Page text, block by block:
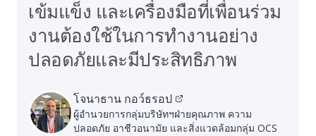
เข้มแข็ง และเครื่องมือที่เพื่อนร่วม
งานต้องใช้ในการทำงานอย่าง
ปลอดภัยและมีประสิทธิภาพ
โจนาธาน กอว์ธรอป
ผู้อำนวยการกลุ่มบริษัทฯฝ่ายคุณภาพ ความ
ปลอดภัย อาชีวอนามัย และสิ่งแวดล้อมกลุ่ม OCS